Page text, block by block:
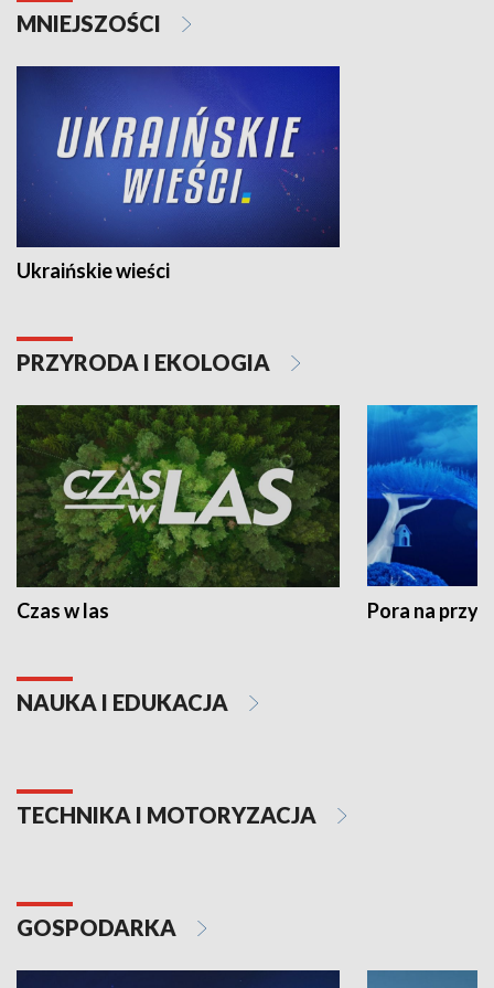
MNIEJSZOŚCI
Ukraińskie wieści
PRZYRODA I EKOLOGIA
Czas w las Pora na
NAUKA I EDUKACJA
TECHNIKA I MOTORYZACJA
GOSPODARKA